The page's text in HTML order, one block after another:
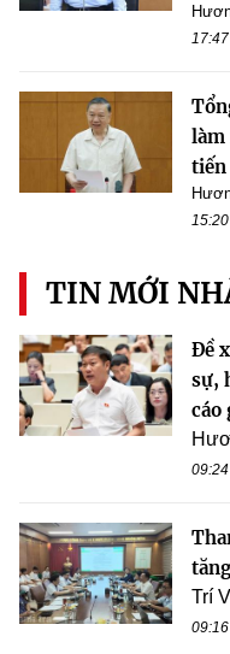
làm
tiến
TIN MỚI
Đề
sự,
cáo
Trí